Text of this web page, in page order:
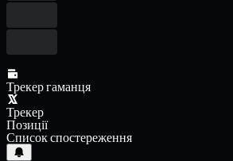
Трекер гаманця
Трекер
Позиції
Список спостереження